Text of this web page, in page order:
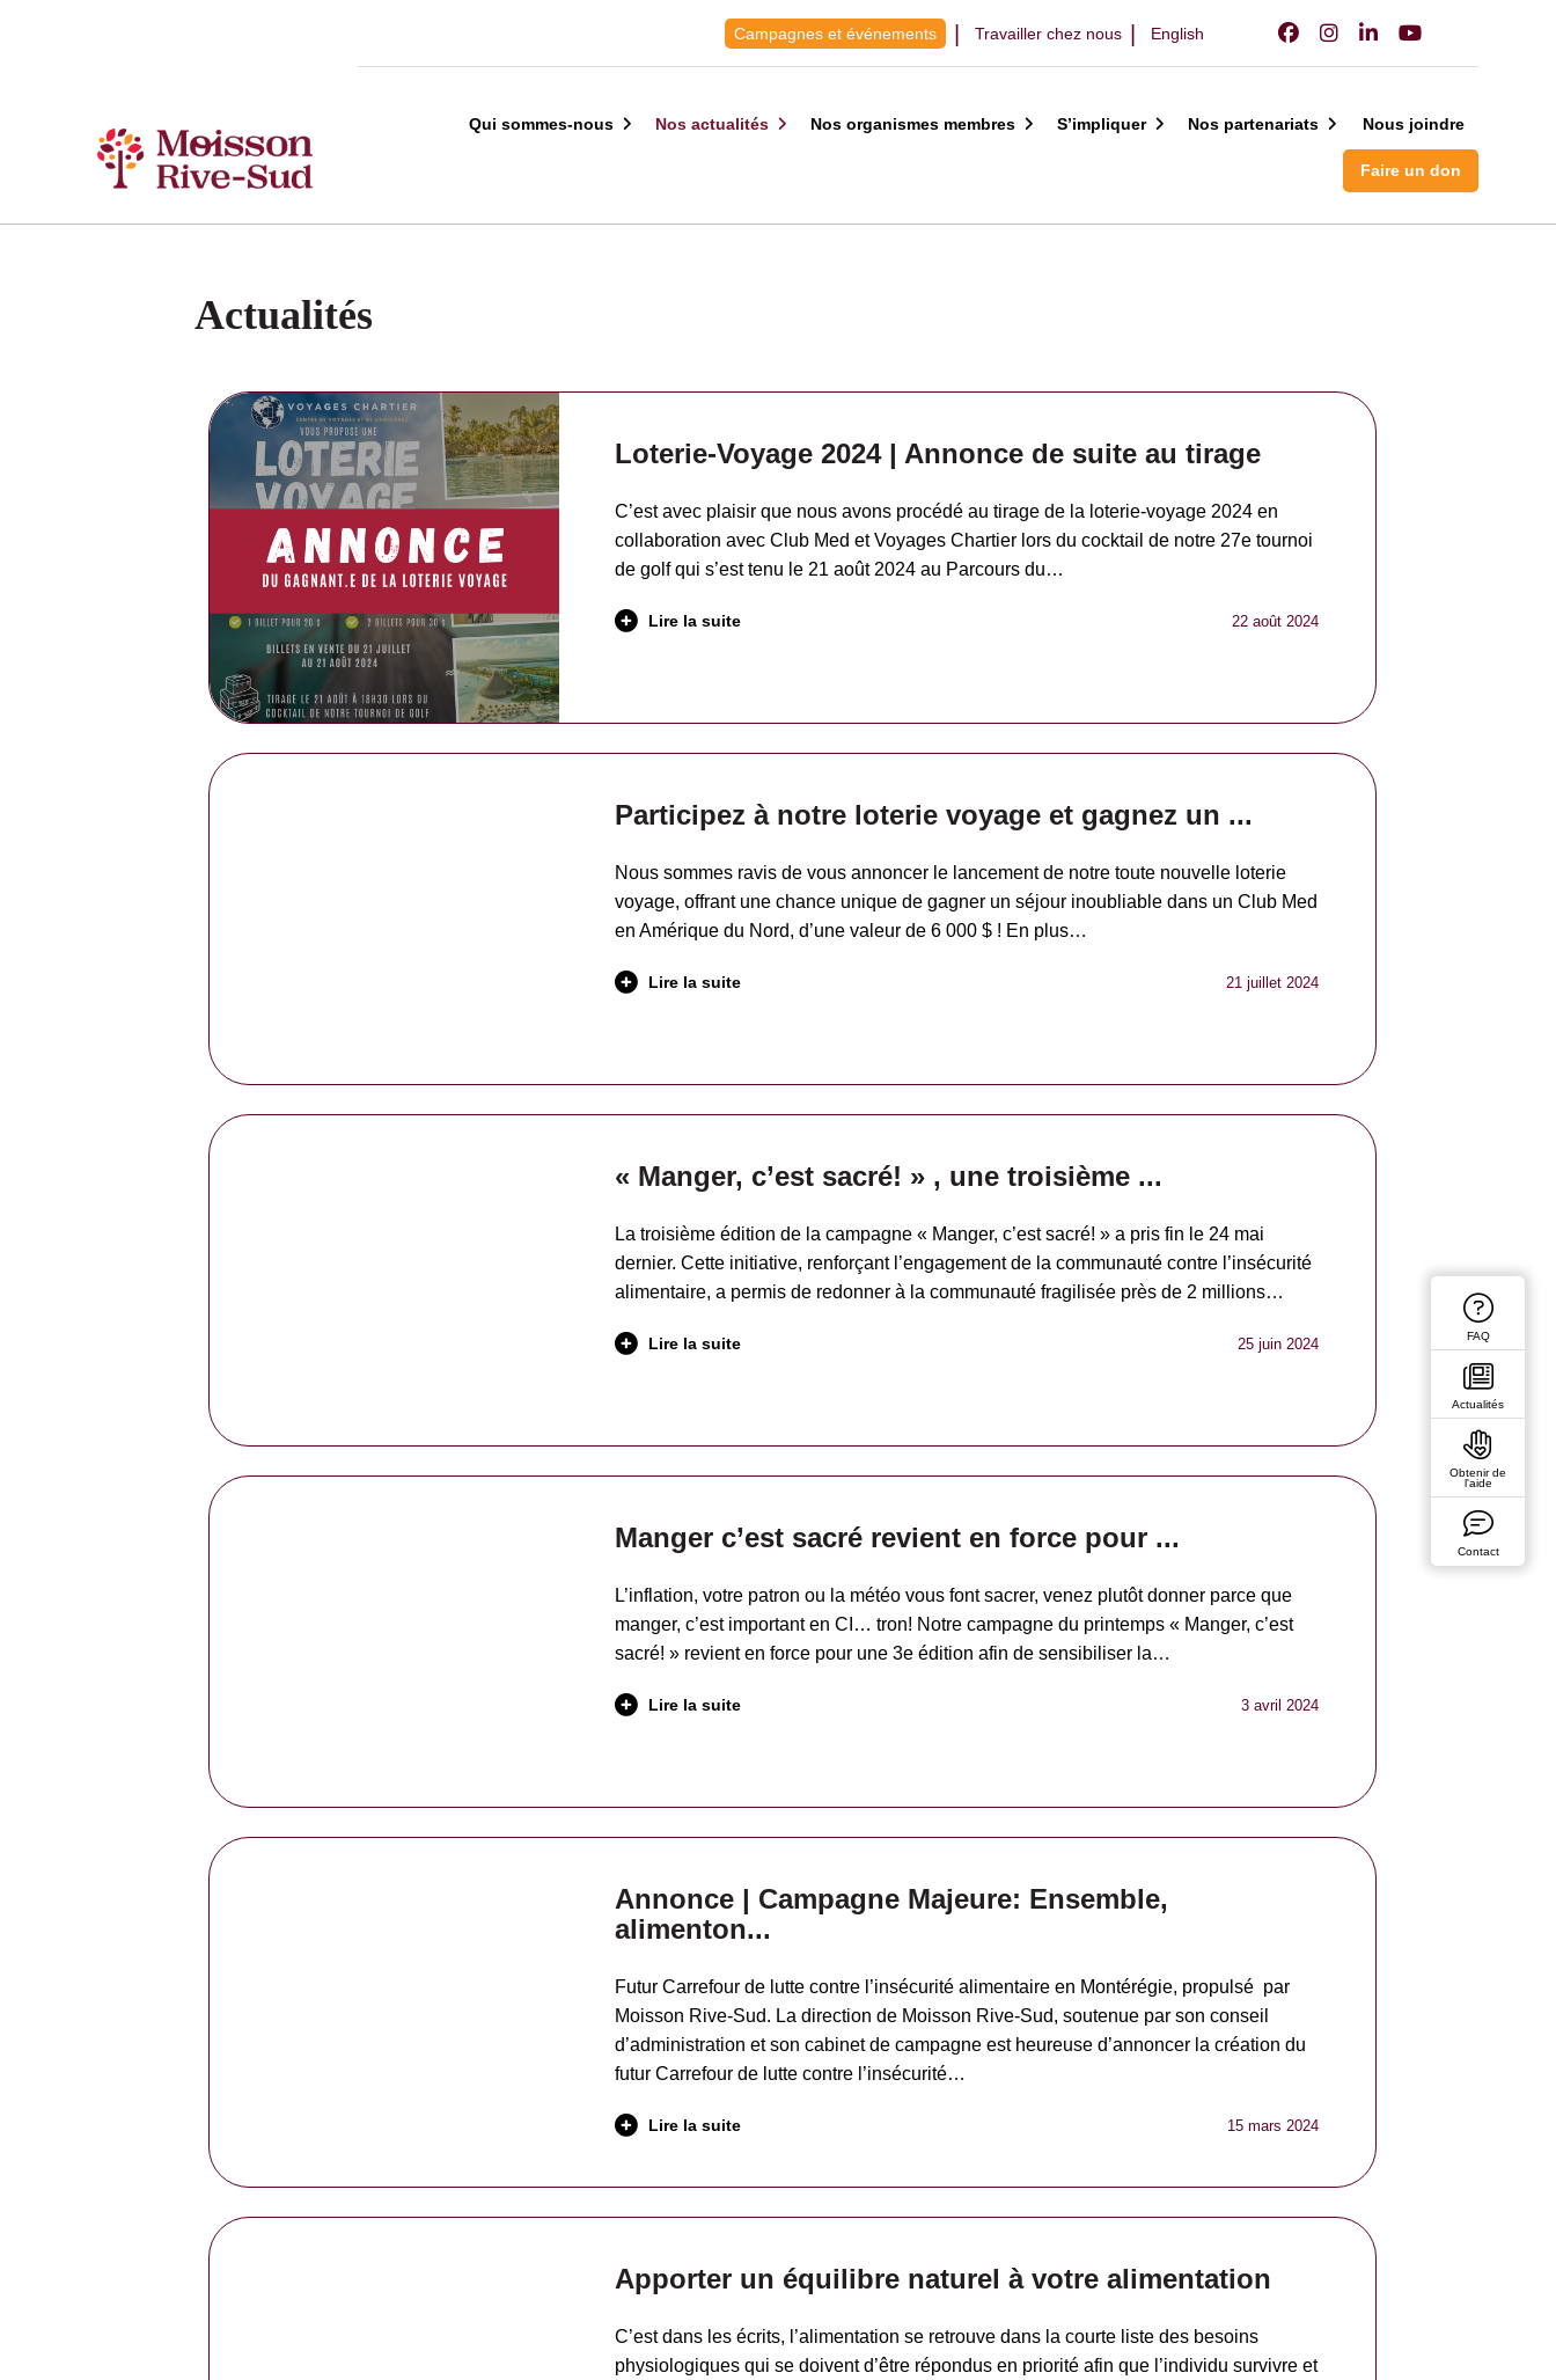
Campagnes et événements Travailler chez nous English
Qui sommes-nous Nos actualités Nos organismes membres S’impliquer Nos partenariats Nous joindre
Faire un don
FAQ
Actualités
Obtenir de
l'aide
Contact
Actualités
Loterie-Voyage 2024 | Annonce de suite au tirage
C’est avec plaisir que nous avons procédé au tirage de la loterie-voyage 2024 en
collaboration avec Club Med et Voyages Chartier lors du cocktail de notre 27e tournoi
de golf qui s’est tenu le 21 août 2024 au Parcours du…
Lire la suite 22 août 2024
Participez à notre loterie voyage et gagnez un ...
Nous sommes ravis de vous annoncer le lancement de notre toute nouvelle loterie
voyage, offrant une chance unique de gagner un séjour inoubliable dans un Club Med
en Amérique du Nord, d’une valeur de 6 000 $ ! En plus…
Lire la suite 21 juillet 2024
« Manger, c’est sacré! » , une troisième ...
La troisième édition de la campagne « Manger, c’est sacré! » a pris fin le 24 mai
dernier. Cette initiative, renforçant l’engagement de la communauté contre l’insécurité
alimentaire, a permis de redonner à la communauté fragilisée près de 2 millions…
Lire la suite 25 juin 2024
Manger c’est sacré revient en force pour ...
L’inflation, votre patron ou la météo vous font sacrer, venez plutôt donner parce que
manger, c’est important en CI… tron! Notre campagne du printemps « Manger, c’est
sacré! » revient en force pour une 3e édition afin de sensibiliser la…
Lire la suite 3 avril 2024
Annonce | Campagne Majeure: Ensemble,
alimenton...
Futur Carrefour de lutte contre l’insécurité alimentaire en Montérégie, propulsé par
Moisson Rive-Sud. La direction de Moisson Rive-Sud, soutenue par son conseil
d’administration et son cabinet de campagne est heureuse d’annoncer la création du
futur Carrefour de lutte contre l’insécurité…
Lire la suite 15 mars 2024
Apporter un équilibre naturel à votre alimentation
C’est dans les écrits, l’alimentation se retrouve dans la courte liste des besoins
physiologiques qui se doivent d’être répondus en priorité afin que l’individu survivre et